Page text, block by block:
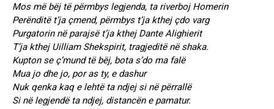
Mos më bëj të përmbys legjenda, ta riverboj Homerin
Perënditë t’ja çmend, përmbys t’ja kthej çdo varg
Purgatorin në parajsë t’ja kthej Dante Alighierit
T’ja kthej Uilliam Shekspirit, tragjeditë në shaka.
Kupton se ç’mund të bëj, bota s’do ma falë
Mua jo dhe jo, por as ty, e dashur
Nuk qenka kaq e lehtë ta ndjej si në përrallë
Si në legjendë ta ndjej, distancën e pamatur.